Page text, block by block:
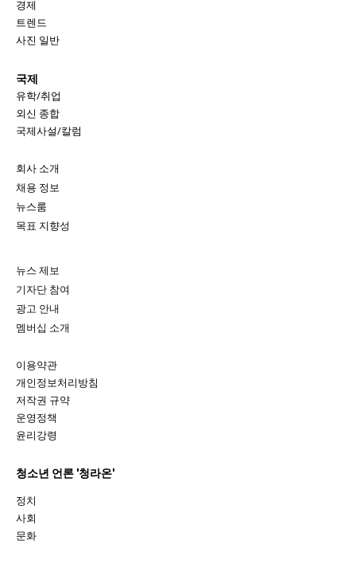
경제
트렌드
사진 일반
국제
유학/취업
외신 종합
국제사설/칼럼
회사 소개
채용 정보
뉴스룸
목표 지향성
뉴스 제보
기자단 참여
광고 안내
멤버십 소개
이용약관
개인정보처리방침
저작권 규약
운영정책
윤리강령
청소년 언론 '청라온'
정치
사회
문화